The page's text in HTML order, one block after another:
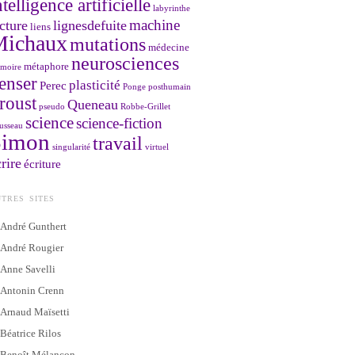
artificielle labyrinthe
liens lignesdefuitemachine
mutations médecine
métaphore neurosciences
Perec plasticité Ponge posthumain
pseudo Queneau Robbe-Grillet
sciencescience-fiction
singularité travail virtuel
écriture
SITES
André Gunthert
André Rougier
Anne Savelli
Antonin Crenn
Arnaud Maïsetti
Béatrice Rilos